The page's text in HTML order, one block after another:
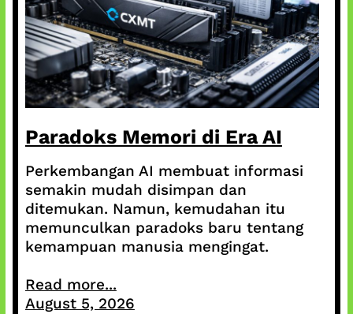
Paradoks Memori di Era AI
Perkembangan AI membuat informasi
semakin mudah disimpan dan
ditemukan. Namun, kemudahan itu
memunculkan paradoks baru tentang
kemampuan manusia mengingat.
Read more...
August 5, 2026